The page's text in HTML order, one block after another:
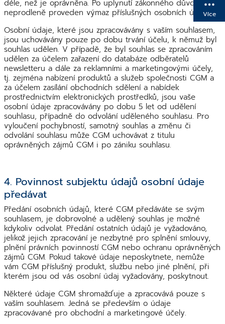
Více
déle, než je oprávněna. Po uplynutí zákonného důvodu je
neprodleně proveden výmaz příslušných osobních údajů.
Osobní údaje, které jsou zpracovávány s vaším souhlasem,
jsou uchovávány pouze po dobu trvání účelu, k němuž byl
souhlas udělen. V případě, že byl souhlas se zpracováním
udělen za účelem zařazení do databáze odběratelů
newsletteru a dále za reklamními a marketingovými účely,
tj. zejména nabízení produktů a služeb společnosti CGM a
za účelem zasílání obchodních sdělení a nabídek
prostřednictvím elektronických prostředků, jsou vaše
osobní údaje zpracovávány po dobu 5 let od udělení
souhlasu, případně do odvolání uděleného souhlasu. Pro
vyloučení pochybností, samotný souhlas a změnu či
odvolání souhlasu může CGM uchovávat z titulu
oprávněných zájmů CGM i po zániku souhlasu.
4. Povinnost subjektu údajů osobní údaje
předávat
Předání osobních údajů, které CGM předáváte se svým
souhlasem, je dobrovolné a udělený souhlas je možné
kdykoliv odvolat. Předání ostatních údajů je vyžadováno,
jelikož jejich zpracování je nezbytné pro splnění smlouvy,
plnění právních povinností CGM nebo ochranu oprávněných
zájmů CGM. Pokud takové údaje neposkytnete, nemůže
vám CGM příslušný produkt, službu nebo jiné plnění, při
kterém jsou od vás osobní údaj vyžadovány, poskytnout.
Některé údaje CGM shromažďuje a zpracovává pouze s
vaším souhlasem. Jedná se především o údaje
zpracovávané pro obchodní a marketingové účely.